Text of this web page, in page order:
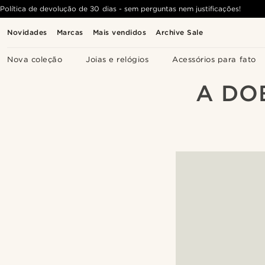
Novidades Marcas Mais vendidos Archive Sale
Nova coleção Joias e relógios Acessórios para fato
Política de devolução de 30 dias - sem perguntas nem justificações!
A